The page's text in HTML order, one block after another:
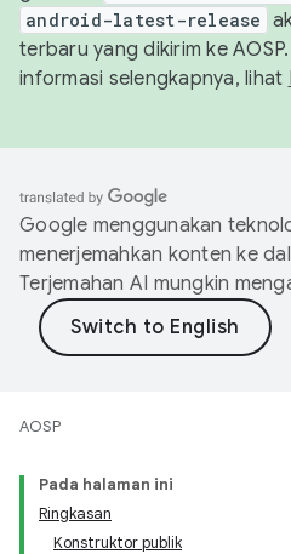
android-latest-release
terbaru yang dikirim ke
informasi selengkapnya, lihat
Google menggunakan
menerjemahkan konten ke
Terjemahan AI mungkin
AOSP
Pada halaman ini
Ringkasan
Konstruktor publik